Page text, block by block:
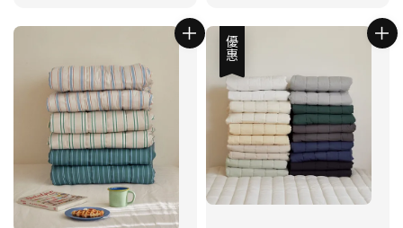
優惠